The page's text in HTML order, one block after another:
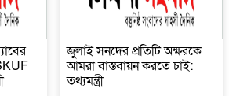
জুলাই সনদের প্রতিটি অক্ষরকে
আমরা বাস্তবায়ন করতে চাই:
তথ্যমন্ত্রী